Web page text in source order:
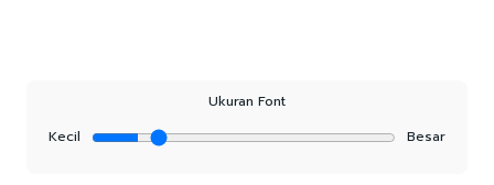
Ukuran Font
Kecil
Besar